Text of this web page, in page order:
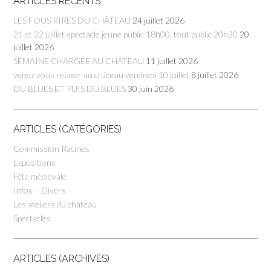
LES FOUS RIRES DU CHÂTEAU 24 juillet 2026
21 et 22 juillet spectacle jeune public 18h00, tout public 20h30 20
juillet 2026
SEMAINE CHARGÉE AU CHÂTEAU 11 juillet 2026
venez vous relaxer au château vendredi 10 juillet 8 juillet 2026
DU BLUES ET PUIS DU BLUES30 juin 2026
ARTICLES (CATÉGORIES)
Commission Racines
Expositions
Fête médiévale
Infos – Divers
Les ateliers du château
Spectacles
ARTICLES (ARCHIVES)